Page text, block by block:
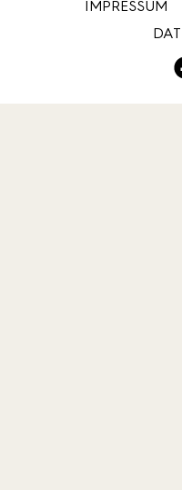
IMPRESSUM